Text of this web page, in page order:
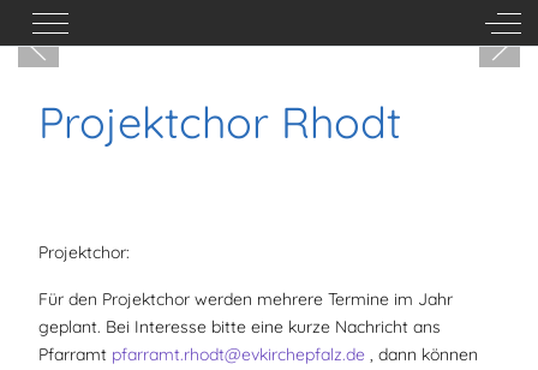
Mobile Menu Toggle Off-
Projektchor Rhodt
Projektchor:
Für den Projektchor werden mehrere Termine im Jahr
geplant. Bei Interesse bitte eine kurze Nachricht ans
Pfarramt pfarramt.rhodt@evkirchepfalz.de , dann können